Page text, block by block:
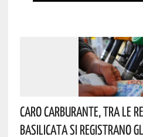
Caro Carburante, Tra Le
Basilicata Si Registrano